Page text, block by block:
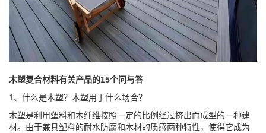
木塑复合材料有关产品的15个问与答
1、什么是木塑？木塑用于什么场合？
木塑是利用塑料和木纤维按照一定的比例经过挤出而成型的一种建
材。由于兼具塑料的耐水防腐和木材的质感两种特性，使得它成为